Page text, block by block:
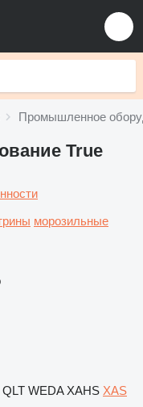
Промышленное
True
морозильные
QLT WEDA XAHS XAS